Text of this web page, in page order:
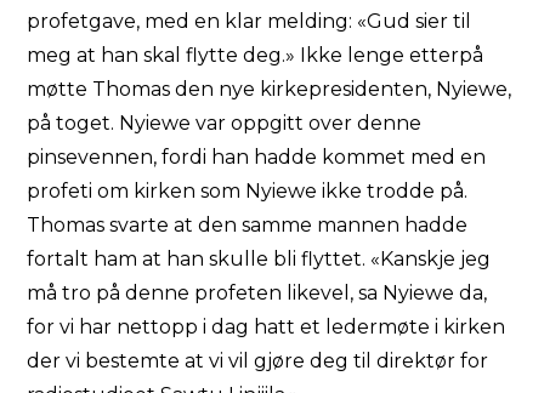
profetgave, med en klar melding: «Gud sier til
meg at han skal flytte deg.» Ikke lenge etterpå
møtte Thomas den nye kirkepresidenten, Nyiewe,
på toget. Nyiewe var oppgitt over denne
pinsevennen, fordi han hadde kommet med en
profeti om kirken som Nyiewe ikke trodde på.
Thomas svarte at den samme mannen hadde
fortalt ham at han skulle bli flyttet. «Kanskje jeg
må tro på denne profeten likevel, sa Nyiewe da,
for vi har nettopp i dag hatt et ledermøte i kirken
der vi bestemte at vi vil gjøre deg til direktør for